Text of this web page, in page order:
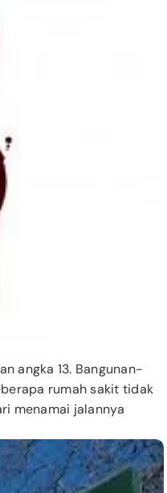
angka 13. Bangunan-
rumah sakit tidak
menamai jalannya